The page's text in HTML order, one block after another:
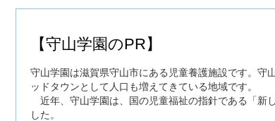
【守山学園のPR】
守山学園は滋賀県守山市にある児童養護施設です。守
ッドタウンとして人口も増えてきている地域です。
近年、守山学園は、国の児童福祉の指針である「新
した。